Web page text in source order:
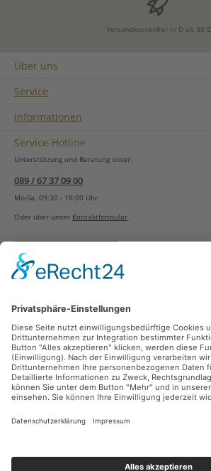
Versandkostenfrei in D ab 35 €
Über uns
Service
Informationen
Service-Hotline
Unterstützung und Beratung unter:
089 / 67 37 09 00
Mo-Sa, 09:30 - 18:00 Uhr
Oder über unser Kontaktformular.
Vertrag widerrufen
Zahlungsarten
Sicher Einkaufen
Ladengeschäft
Newsletter